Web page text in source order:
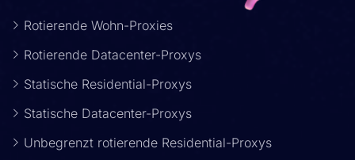
Rotierende Wohn-Proxies
Rotierende Datacenter-Proxys
Statische Residential-Proxys
Statische Datacenter-Proxys
Unbegrenzt rotierende Residential-Proxys